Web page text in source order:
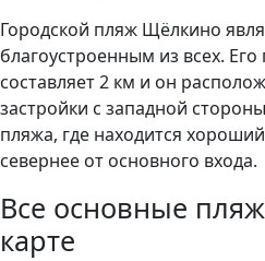
Городской пляж Щёлкино
благоустроенным из всех.
составляет 2 км и он
застройки с западной
пляжа, где находится
севернее от основного входа.
Все основные
карте